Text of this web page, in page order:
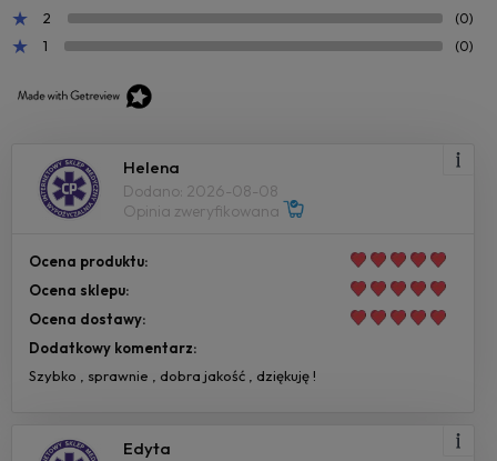
2 (0)
1 (0)
Helena
Dodano: 2026-08-08
Opinia zweryfikowana
Ocena produktu:
Ocena sklepu:
Ocena dostawy:
Dodatkowy komentarz:
Szybko , sprawnie , dobra jakość , dziękuję !
Edyta